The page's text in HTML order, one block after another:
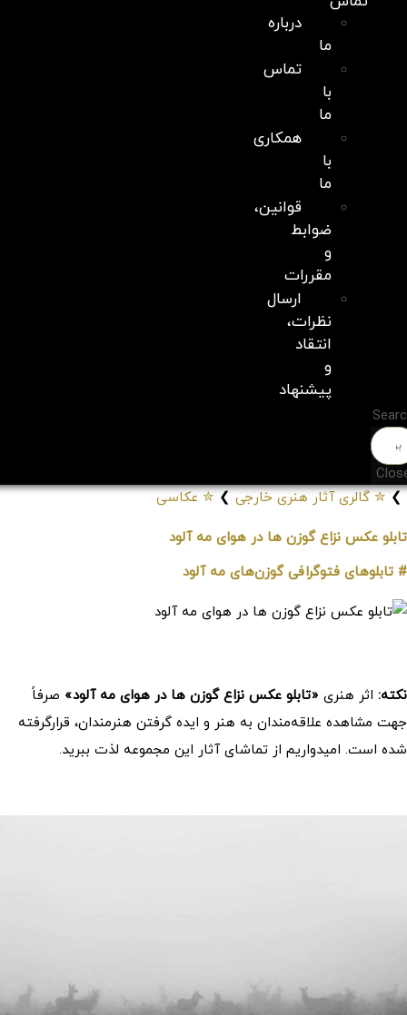
درباره
ما
تماس
با
ما
همکاری
با
ما
قوانین،
ضوابط
و
مقررات
ارسال
نظرات،
انتقاد
و
پیشنهاد
❯ ✮ گالری آثار هنری خارجی ❯ ✮ عکاسی
تابلو عکس نزاع گوزن ها در هوای مه آلود
# تابلوهای فتوگرافی گوزن‌های مه آلود
نکته: اثر هنری «تابلو عکس نزاع گوزن ها در هوای مه آلود» صرفاً
جهت مشاهده علاقه‌مندان به هنر و ایده گرفتن هنرمندان، قرارگرفته
شده است. امیدواریم از تماشای آثار این مجموعه لذت ببرید.